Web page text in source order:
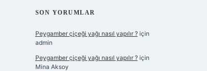
SIDEBAR
SON YORUMLAR
Peygamber çiçeği yağı nasıl yapılır ?için
admin
Peygamber çiçeği yağı nasıl yapılır ?için
Mina Aksoy